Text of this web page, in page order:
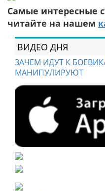
Самые интересные
читайте на нашем
ВИДЕО ДНЯ
ЗАЧЕМ ИДУТ К
МАНИПУЛИРУЮТ